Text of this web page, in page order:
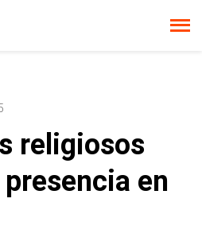
religiosos
en